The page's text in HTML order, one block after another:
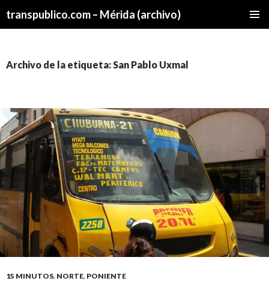
transpublico.com – Mérida (archivo)
Archivo de la etiqueta: San Pablo Uxmal
15 MINUTOS, NORTE, PONIENTE